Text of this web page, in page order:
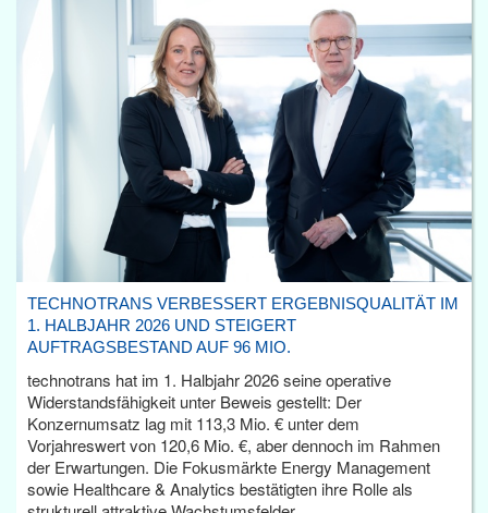
TECHNOTRANS VERBESSERT ERGEBNISQUALITÄT IM
1. HALBJAHR 2026 UND STEIGERT
AUFTRAGSBESTAND AUF 96 MIO.
technotrans hat im 1. Halbjahr 2026 seine operative
Widerstandsfähigkeit unter Beweis gestellt: Der
Konzernumsatz lag mit 113,3 Mio. € unter dem
Vorjahreswert von 120,6 Mio. €, aber dennoch im Rahmen
der Erwartungen. Die Fokusmärkte Energy Management
sowie Healthcare & Analytics bestätigten ihre Rolle als